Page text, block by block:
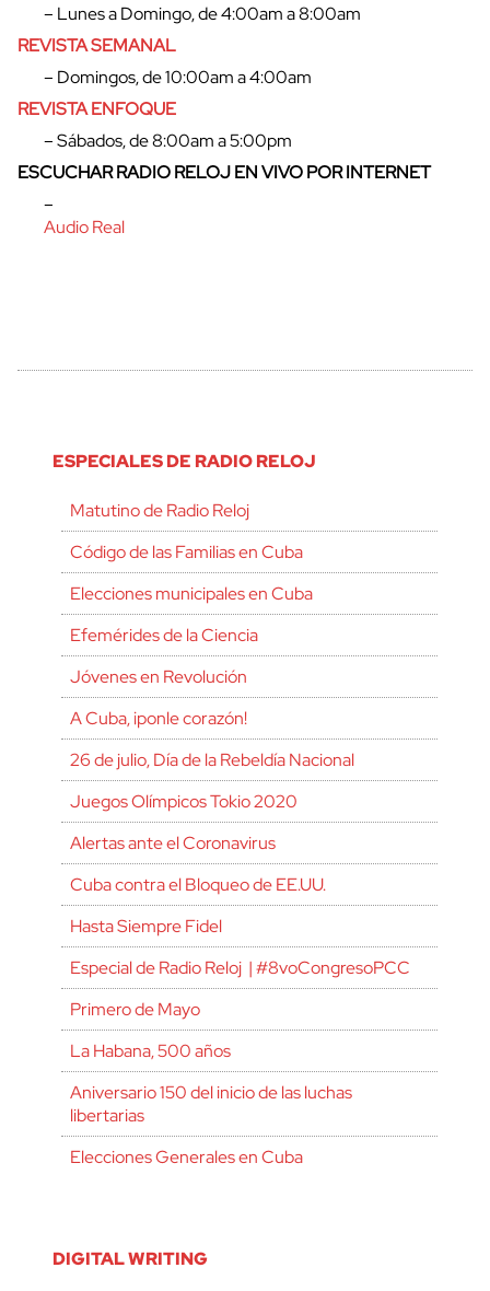
– Lunes a Domingo, de 4:00am a 8:00am
REVISTA SEMANAL
– Domingos, de 10:00am a 4:00am
REVISTA ENFOQUE
– Sábados, de 8:00am a 5:00pm
ESCUCHAR RADIO RELOJ EN VIVO POR INTERNET
–
Audio Real
ESPECIALES DE RADIO RELOJ
Matutino de Radio Reloj
Código de las Familias en Cuba
Elecciones municipales en Cuba
Efemérides de la Ciencia
Jóvenes en Revolución
A Cuba, ¡ponle corazón!
26 de julio, Día de la Rebeldía Nacional
Juegos Olímpicos Tokio 2020
Alertas ante el Coronavirus
Cuba contra el Bloqueo de EE.UU.
Hasta Siempre Fidel
Especial de Radio Reloj | #8voCongresoPCC
Primero de Mayo
La Habana, 500 años
Aniversario 150 del inicio de las luchas
libertarias
Elecciones Generales en Cuba
DIGITAL WRITING